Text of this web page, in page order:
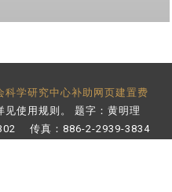
学研究中心补助网页建置费
见使用规则 。 题字：黄明理
传真：886-2-2939-3834